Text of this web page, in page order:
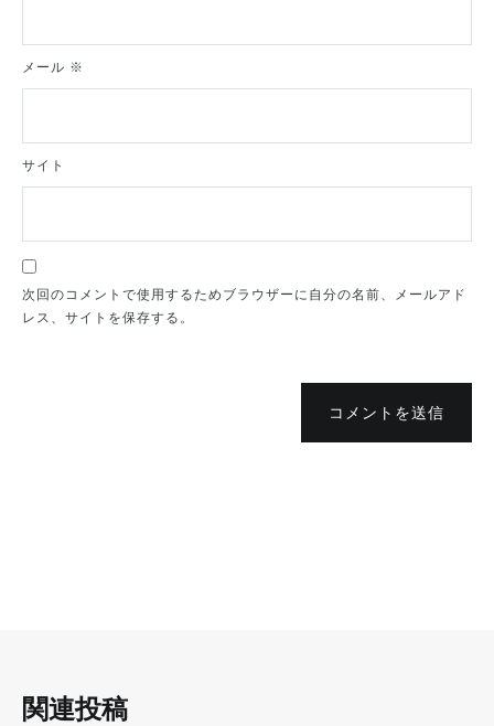
メール ※
サイト
次回のコメントで使用するためブラウザーに自分の名前、メールアド
レス、サイトを保存する。
コメントを送信
関連投稿